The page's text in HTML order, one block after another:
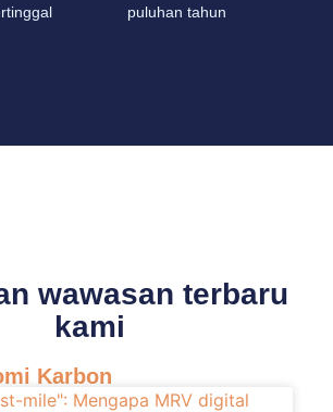
puluhan tahun
wawasan terbaru
kami
Karbon